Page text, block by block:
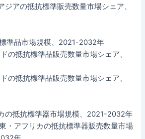
ジアの抵抗標準販売数量市場シェア、
準品市場規模、2021-2032年
の抵抗標準品販売数量市場シェア、
の抵抗標準品販売数量市場シェア、
の抵抗標準器市場規模、2021-2032年
・アフリカの抵抗標準器販売数量市場